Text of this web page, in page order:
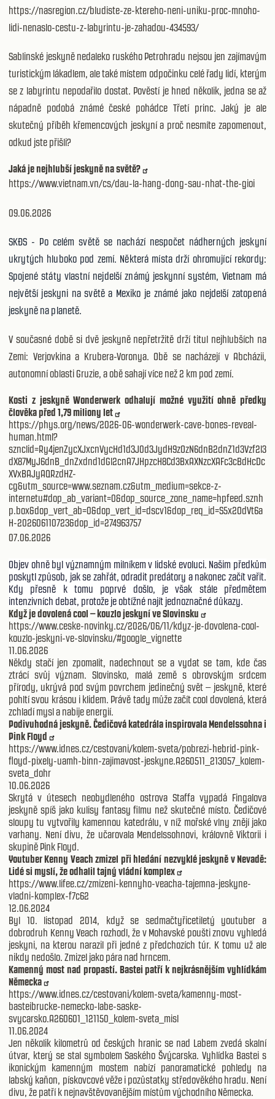
https://nasregion.cz/bludiste-ze-ktereho-neni-uniku-proc-mnoho-
lidi-nenaslo-cestu-z-labyrintu-je-zahadou-434593/
Sablinské jeskyně nedaleko ruského Petrohradu nejsou jen zajímavým
turistickým lákadlem, ale také místem odpočinku celé řady lidí, kterým
se z labyrintu nepodařilo dostat. Pověstí je hned několik, jedna se až
nápadně podobá známé české pohádce Třetí princ. Jaký je ale
skutečný příběh křemencových jeskyní a proč nesmíte zapomenout,
odkud jste přišli?
Jaká je nejhlubší jeskyně na světě?
https://www.vietnam.vn/cs/dau-la-hang-dong-sau-nhat-the-gioi
09.06.2026
SKĐS - Po celém světě se nachází nespočet nádherných jeskyní
ukrytých hluboko pod zemí. Některá místa drží ohromující rekordy:
Spojené státy vlastní nejdelší známý jeskynní systém, Vietnam má
největší jeskyni na světě a Mexiko je známé jako nejdelší zatopená
jeskyně na planetě.
V současné době si dvě jeskyně nepřetržitě drží titul nejhlubších na
Zemi: Verjovkina a Krubera-Voronya. Obě se nacházejí v Abcházii,
autonomní oblasti Gruzie, a obě sahají více než 2 km pod zemí.
Kosti z jeskyně Wonderwerk odhalují možné využití ohně předky
člověka před 1,79 miliony let
https://phys.org/news/2026-06-wonderwerk-cave-bones-reveal-
human.html?
sznclid=Ry4jenZycXJxcnVycHd1d3J0d3JydH9zOzN6dnB2dnZ1d3Vzf2l3
dX87MyJ6dnB_dnZxdnd1dGl2cnA7JHpzcH8Cd3BxAXNzcXAFc3cBdHcDc
XVxBAJyAQRzdHZ-
cg&utm_source=www.seznam.cz&utm_medium=sekce-z-
internetu#dop_ab_variant=0&dop_source_zone_name=hpfeed.sznh
p.box&dop_vert_ab=0&dop_vert_id=dscv1&dop_req_id=S5x2OdVt6a
H-202606110723&dop_id=274963757
07.06.2026
Objev ohně byl významným milníkem v lidské evoluci. Našim předkům
poskytl způsob, jak se zahřát, odradit predátory a nakonec začít vařit.
Kdy přesně k tomu poprvé došlo, je však stále předmětem
intenzivních debat, protože je obtížné najít jednoznačné důkazy.
Když je dovolená cool – kouzlo jeskyní ve Slovinsku
https://www.ceske-novinky.cz/2026/06/11/kdyz-je-dovolena-cool-
kouzlo-jeskyni-ve-slovinsku/#google_vignette
11.06.2026
Někdy stačí jen zpomalit, nadechnout se a vydat se tam, kde čas
ztrácí svůj význam. Slovinsko, malá země s obrovským srdcem
přírody, ukrývá pod svým povrchem jedinečný svět – jeskyně, které
pohltí svou krásou i klidem. Právě tady může začít cool dovolená, která
zchladí mysl a nabije energií.
Podivuhodná jeskyně. Čedičová katedrála inspirovala Mendelssohna i
Pink Floyd
https://www.idnes.cz/cestovani/kolem-sveta/pobrezi-hebrid-pink-
floyd-pixely-uamh-binn-zajimavost-jeskyne.A260511_213057_kolem-
sveta_dohr
10.06.2026
Skrytá v útesech neobydleného ostrova Staffa vypadá Fingalova
jeskyně spíš jako kulisy fantasy filmu než skutečné místo. Čedičové
sloupy tu vytvořily kamennou katedrálu, v níž mořské vlny znějí jako
varhany. Není divu, že učarovala Mendelssohnovi, královně Viktorii i
skupině Pink Floyd.
Youtuber Kenny Veach zmizel při hledání nezvyklé jeskyně v Nevadě:
Lidé si myslí, že odhalil tajný vládní komplex
https://www.lifee.cz/zmizeni-kennyho-veacha-tajemna-jeskyne-
vladni-komplex-f7c62
12.06.2024
Byl 10. listopad 2014, když se sedmačtyřicetiletý youtuber a
dobrodruh Kenny Veach rozhodl, že v Mohavské poušti znovu vyhledá
jeskyni, na kterou narazil při jedné z předchozích túr. K tomu už ale
nikdy nedošlo. Zmizel jako pára nad hrncem.
Kamenný most nad propastí. Bastei patří k nejkrásnějším vyhlídkám
Německa
https://www.idnes.cz/cestovani/kolem-sveta/kamenny-most-
basteibrucke-nemecko-labe-saske-
svycarsko.A260601_121150_kolem-sveta_misl
11.06.2024
Jen několik kilometrů od českých hranic se nad Labem zvedá skalní
útvar, který se stal symbolem Saského Švýcarska. Vyhlídka Bastei s
ikonickým kamenným mostem nabízí panoramatické pohledy na
labský kaňon, pískovcové věže i pozůstatky středověkého hradu. Není
divu, že patří k nejnavštěvovanějším místům východního Německa.